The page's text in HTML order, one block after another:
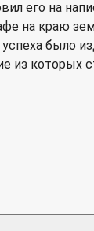
его на
на краю
было
из которых